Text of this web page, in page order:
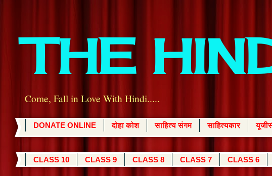
THE
Come, Fall in Love With Hindi.....
DONATE ONLINE दोहा कोश साहित्य संगम साहित्यकार
CLASS 10 CLASS 9 CLASS 8 CLASS 7 CLASS 6